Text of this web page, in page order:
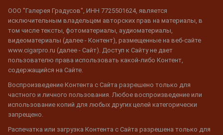
ООО "Галерея Градусов", ИНН 7725501624, является
исключительным владельцем авторских прав на материалы, в
том числе тексты, фотоматериалы, аудиоматериалы,
видеоматериалы (далее - Контент), размещенные на веб-сайте
www.cigarpro.ru (далее - Сайт). Доступ к Сайту не дает
пользователю права использовать какой-либо Контент,
содержащийся на Сайте.
Воспроизведение Контента с Сайта разрешено только для
частного и личного пользования. Любое воспроизведение или
использование копий для любых других целей категорически
запрещено.
Распечатка или загрузка Контента с Сайта разрешена только для